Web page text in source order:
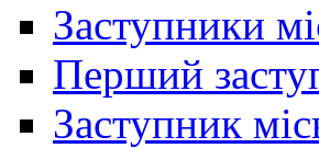
Заступники
Перший
Заступник